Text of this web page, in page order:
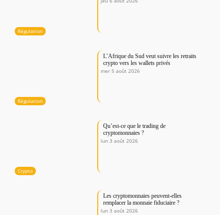
Régulation
Régulation
L’Afrique du Sud veut suivre les retraits
crypto vers les wallets privés
mer 5 août 2026
Crypto
Qu’est-ce que le trading de
cryptomonnaies ?
lun 3 août 2026
Les cryptomonnaies peuvent-elles
remplacer la monnaie fiduciaire ?
lun 3 août 2026